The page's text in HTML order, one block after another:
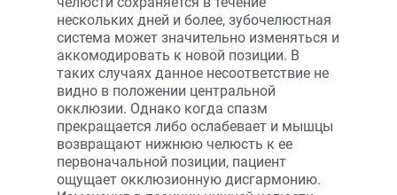
нескольких дней и более, зубочелюстная
система может значительно изменяться и
аккомодировать к новой позиции. В
таких случаях данное несоответствие не
видно в положении центральной
окклюзии. Однако когда спазм
прекращается либо ослабевает и мышцы
возвращают нижнюю челюсть к ее
первоначальной позиции, пациент
ощущает окклюзионную дисгармонию.